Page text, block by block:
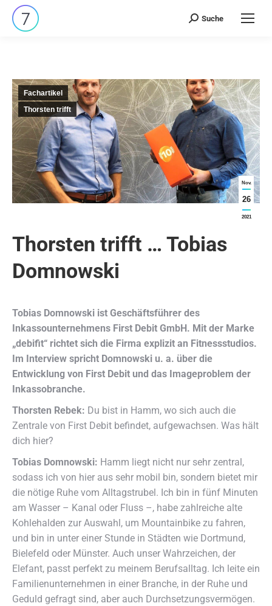
Search:
Suche
Nov.
26
2021
Fachartikel
Thorsten trifft
Thorsten trifft … Tobias
Domnowski
Tobias Domnowski ist Geschäftsführer des
Inkassounternehmens First Debit GmbH. Mit der Marke
„debifit“ richtet sich die Firma explizit an Fitnessstudios.
Im Interview spricht Domnowski u. a. über die
Entwicklung von First Debit und das Imageproblem der
Inkassobranche.
Thorsten Rebek: Du bist in Hamm, wo sich auch die
Zentrale von First Debit befindet, aufgewachsen. Was hält
dich hier?
Tobias Domnowski: Hamm liegt nicht nur sehr zentral,
sodass ich von hier aus sehr mobil bin, sondern bietet mir
die nötige Ruhe vom Alltagstrubel. Ich bin in fünf Minuten
am Wasser – Kanal oder Fluss –, habe zahlreiche alte
Kohlehalden zur Auswahl, um Mountainbike zu fahren,
und bin in unter einer Stunde in Städten wie Dortmund,
Bielefeld oder Münster. Auch unser Wahrzeichen, der
Elefant, passt perfekt zu meinem Berufsalltag. Ich leite ein
Familienunternehmen in einer Branche, in der Ruhe und
Geduld gefragt sind, aber auch Durchsetzungsvermögen.